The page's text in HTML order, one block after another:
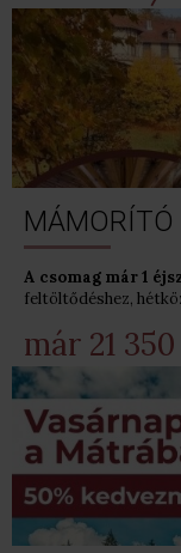
MÁMORÍTÓ
A csomag már 1
feltöltődéshez,
már 21